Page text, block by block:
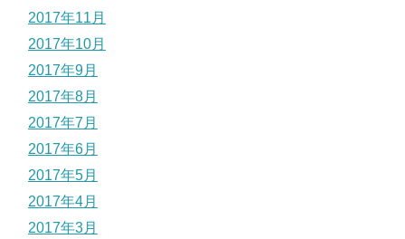
2017年11月
2017年10月
2017年9月
2017年8月
2017年7月
2017年6月
2017年5月
2017年4月
2017年3月